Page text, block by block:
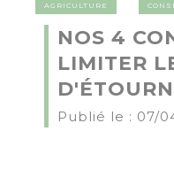
AGRICULTURE
NOS 4
LIMITER
Publié le : 07/